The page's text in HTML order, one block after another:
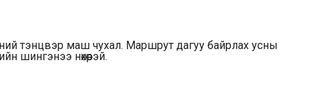
тэнцвэр маш чухал. Маршрут дагуу байрлах усны
шингэнээ нөхөөрэй.